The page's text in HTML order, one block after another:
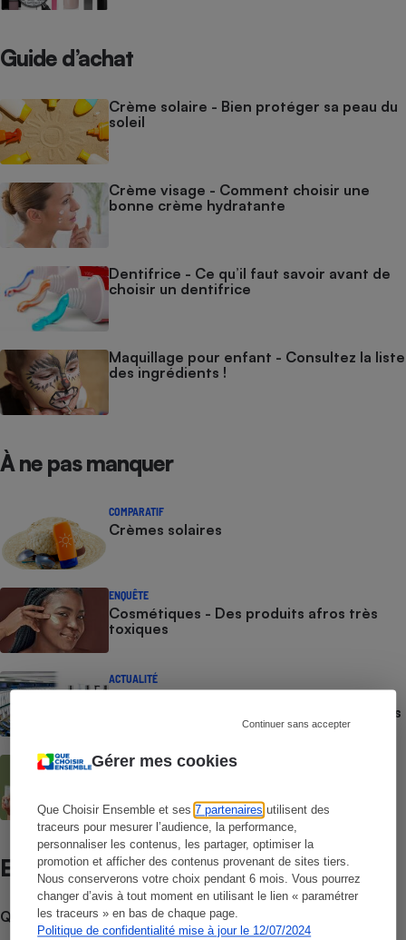
Gérer mes cookies
Que Choisir Ensemble et ses7 partenaires utilisent des
traceurs pour mesurer l’audience, la performance,
personnaliser les contenus, les partager, optimiser la
promotion et afficher des contenus provenant de sites tiers.
Nous conserverons votre choix pendant 6 mois. Vous pourrez
changer d’avis à tout moment en utilisant le lien « paramétrer
les traceurs » en bas de chaque page.
Politique de confidentialité mise à jour le 12/07/2024
Continuer sans accepter
Guide d’achat
Crème solaire - Bien protéger sa peau du
soleil
Crème visage - Comment choisir une
bonne crème hydratante
Dentifrice - Ce qu’il faut savoir avant de
choisir un dentifrice
Maquillage pour enfant - Consultez la liste
des ingrédients !
À ne pas manquer
COMPARATIF
Crèmes solaires
ENQUÊTE
Cosmétiques - Des produits afros très
toxiques
ACTUALITÉ
cosmétiques - Un projet néfaste en cours
ACTUALITÉ
Et aussi
Que faire en cas de litige ?